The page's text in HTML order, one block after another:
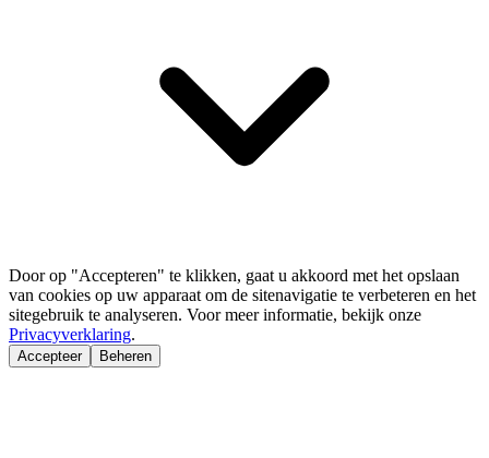
Door op "Accepteren" te klikken, gaat u akkoord met het opslaan
van cookies op uw apparaat om de sitenavigatie te verbeteren en het
sitegebruik te analyseren. Voor meer informatie, bekijk onze
Privacyverklaring.
Accepteer Beheren